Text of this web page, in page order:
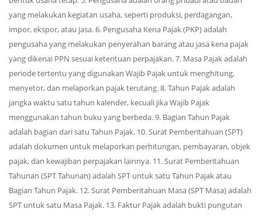
yang melakukan kegiatan usaha, seperti produksi, perdagangan,
impor, ekspor, atau jasa. 6. Pengusaha Kena Pajak (PKP) adalah
pengusaha yang melakukan penyerahan barang atau jasa kena pajak
yang dikenai PPN sesuai ketentuan perpajakan. 7. Masa Pajak adalah
periode tertentu yang digunakan Wajib Pajak untuk menghitung,
menyetor, dan melaporkan pajak terutang. 8. Tahun Pajak adalah
jangka waktu satu tahun kalender, kecuali jika Wajib Pajak
menggunakan tahun buku yang berbeda. 9. Bagian Tahun Pajak
adalah bagian dari satu Tahun Pajak. 10. Surat Pemberitahuan (SPT)
adalah dokumen untuk melaporkan perhitungan, pembayaran, objek
pajak, dan kewajiban perpajakan lainnya. 11. Surat Pemberitahuan
Tahunan (SPT Tahunan) adalah SPT untuk satu Tahun Pajak atau
Bagian Tahun Pajak. 12. Surat Pemberitahuan Masa (SPT Masa) adalah
SPT untuk satu Masa Pajak. 13. Faktur Pajak adalah bukti pungutan